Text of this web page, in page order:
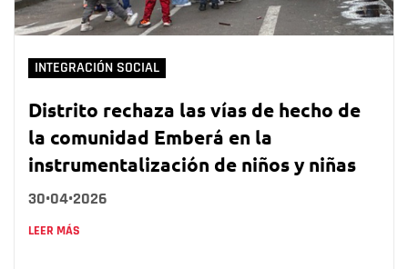
INTEGRACIÓN SOCIAL
Distrito rechaza las vías de hecho de
la comunidad Emberá en la
instrumentalización de niños y niñas
30•04•2026
LEER MÁS